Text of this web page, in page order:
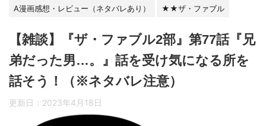
A漫画感想・レビュー（ネタバレあり） ★★ザ・ファブル
【雑談】『ザ・ファブル2部』第77話『兄
弟だった男…。』話を受け気になる所を
話そう！（※ネタバレ注意）
更新日： 2023年4月18日